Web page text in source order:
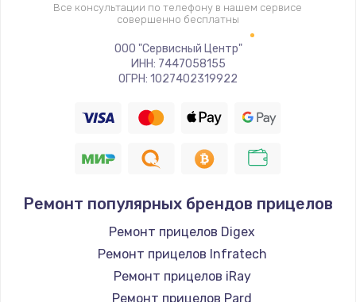
700 руб.
Заказать
Замена ТЭНа
Заказать
Замена шнура
Заказать
Замена / ремонт электронного модуля
управления
600 руб.
Все консультации по телефону в нашем сервисе
совершенно бесплатны
ООО "Сервисный Центр"
ИНН: 7447058155
ОГРН: 1027402319922
Ремонт популярных брендов прицелов
Ремонт прицелов Digex
Ремонт прицелов Infratech
Ремонт прицелов iRay
Ремонт прицелов Pard